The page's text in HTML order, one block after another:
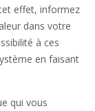
effet, informez
dans votre
à ces
en faisant
qui vous